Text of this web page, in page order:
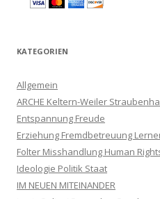
KATEGORIEN
Allgemein
ARCHE Keltern-Weiler
Entspannung Freude
Erziehung Fremdbetreuung
Folter Misshandlung Human
Ideologie Politik Staat
IM NEUEN MITEINANDER